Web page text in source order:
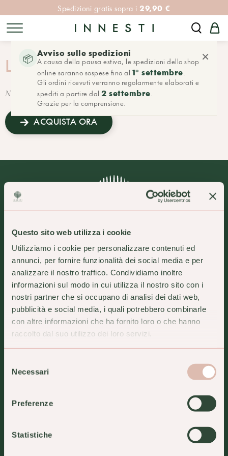
Questo sito web utilizza i cookie
Utilizziamo i cookie per personalizzare contenuti ed
annunci, per fornire funzionalità dei social media e per
analizzare il nostro traffico. Condividiamo inoltre
informazioni sul modo in cui utilizza il nostro sito con i
nostri partner che si occupano di analisi dei dati web,
pubblicità e social media, i quali potrebbero combinarle
con altre informazioni che ha fornito loro o che hanno
raccolto dal suo utilizzo dei loro servizi.
delNecessari
Preferenze
Statistiche
Spedizioni gratis sopra i29,90 €
📦 Avviso sulle spedizioni
A causa della pausa estiva, le spedizioni dello shop
online saranno sospese fino al 1° settembre.
Gli ordini ricevuti verranno regolarmente elaborati e
spediti a partire dal2 settembre.
Grazie per la comprensione.
×
LA TUA LISTA PREFERITI
Non ci sono articoli nella tua lista preferita
ACQUISTA ORA
un progetto di Farmacia Capitelli snc
DOVE SIAMO
Tel.0382 76028-info@innestidisalute.it
ORARI DI APERTURA
Dal Lunedì al Venerdì 8.30-12.30 e 15.30-19.30
Sabato 8.30-12.30
Filosofia
Trattamenti di bellezza
Movimento Consapevole
Professionisti della Salute